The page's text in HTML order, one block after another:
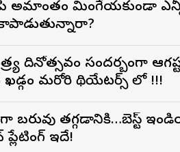
అమాంతం మింగేయకుండా
దినోత్సవం సందర్బంగా
ఖడ్గం మరోసారి థియేటర్స్ లో !!!
బరువు తగ్గడానికి…బెస్ట్
ప్లేటింగ్ ఇదే!